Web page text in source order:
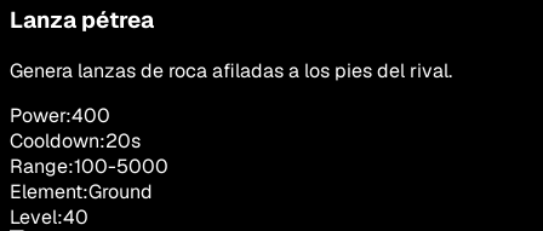
Lanza pétrea
Genera lanzas de roca afiladas a los pies del rival.
Power:400
Cooldown:20s
Range:100-5000
Element:Ground
Level:40